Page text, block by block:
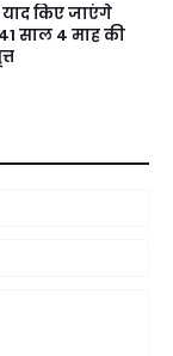
किए जाएंगे
साल 4 माह की